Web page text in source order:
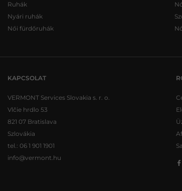
Ruhák
Nyári ruhák
Női fürdőruhák
KAPCSOLAT
VERMONT Services Slovakia s. r. o.
Vlčie hrdlo 53
821 07 Bratislava
Szlovákia
tel.: 06 1 901 1901
info@vermont.hu